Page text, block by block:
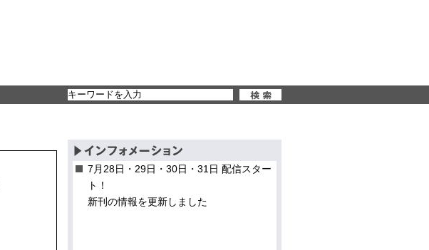
7月28日・29日・30日・31日 配信スター
ト！
新刊の情報を更新しました